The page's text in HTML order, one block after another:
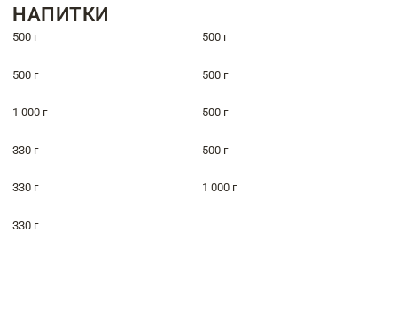
НАПИТКИ
500 г 500 г
500 г 500 г
1 000 г 500 г
330 г 500 г
330 г 1 000 г
330 г